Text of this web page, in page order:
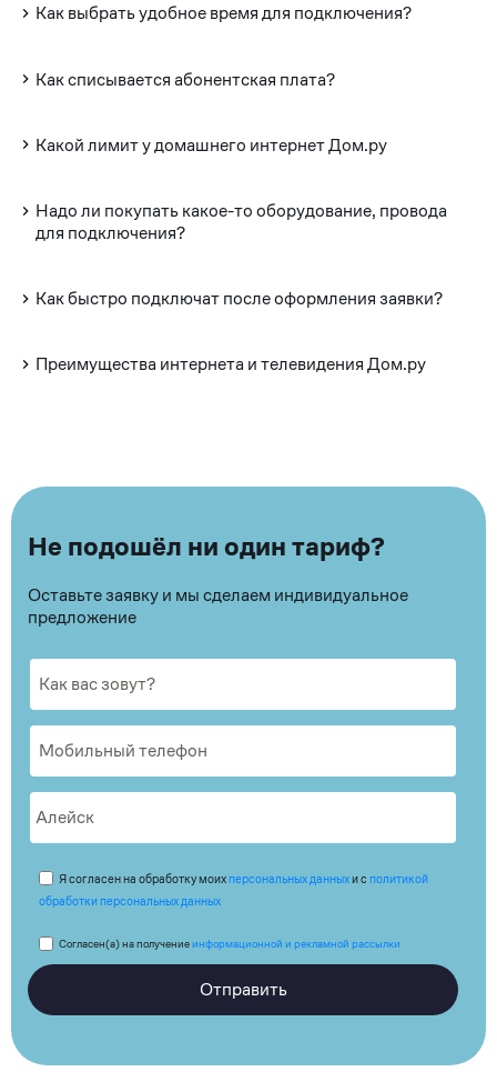
Как выбрать удобное время для подключения?
Как списывается абонентская плата?
Какой лимит у домашнего интернет Дом.ру
Надо ли покупать какое-то оборудование, провода
для подключения?
Как быстро подключат после оформления заявки?
Преимущества интернета и телевидения Дом.ру
Не подошёл ни один тариф?
Оставьте заявку и мы сделаем индивидуальное
предложение
Я согласен на обработку моих персональных данныхи с политикой
обработки персональных данных
Согласен(а) на получениеинформационной и рекламной рассылки
Отправить